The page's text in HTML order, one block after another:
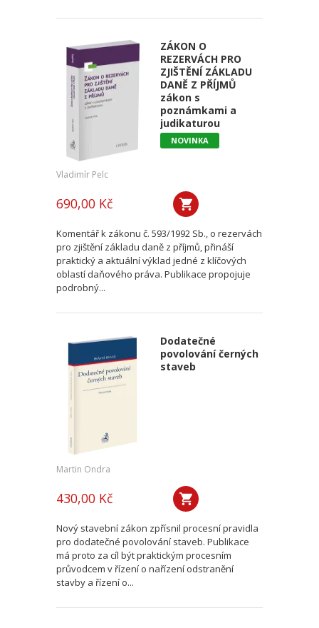
ZÁKON O
REZERVÁCH PRO
ZJIŠTĚNÍ ZÁKLADU
DANĚ Z PŘÍJMŮ
zákon s
poznámkami a
judikaturou
NOVINKA
Vladimír Pelc
690,00 Kč
Komentář k zákonu č. 593/1992 Sb., o rezervách
pro zjištění základu daně z příjmů, přináší
praktický a aktuální výklad jedné z klíčových
oblastí daňového práva. Publikace propojuje
podrobný...
Dodatečné
povolování černých
staveb
Martin Ondra
430,00 Kč
Nový stavební zákon zpřísnil procesní pravidla
pro dodatečné povolování staveb. Publikace
má proto za cíl být praktickým procesním
průvodcem v řízení o nařízení odstranění
stavby a řízení o...